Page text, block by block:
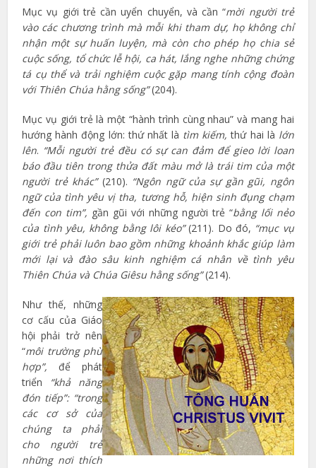
Mục vụ giới trẻ cần uyển chuyển, và cần “mời người trẻ
vào các chương trình mà mỗi khi tham dự, họ không chỉ
nhận một sự huấn luyện, mà còn cho phép họ chia sẻ
cuộc sống, tổ chức lễ hội, ca hát, lắng nghe những chứng
tá cụ thể và trải nghiệm cuộc gặp mang tính cộng đoàn
với Thiên Chúa hằng sống”(204).
Mục vụ giới trẻ là một “hành trình cùng nhau” và mang hai
hướng hành động lớn: thứ nhất là tìm kiếm,thứ hai là lớn
lên. “Mỗi người trẻ đều có sự can đảm để gieo lời loan
báo đầu tiên trong thửa đất màu mở là trái tim của một
người trẻ khác”(210). “Ngôn ngữ của sự gần gũi, ngôn
ngữ của tình yêu vị tha, tương hỗ, hiện sinh đụng chạm
đến con tim”, gần gũi với những người trẻ “bằng lối nẻo
của tình yêu, không bằng lôi kéo”(211). Do đó, “mục vụ
giới trẻ phải luôn bao gồm những khoảnh khắc giúp làm
mới lại và đào sâu kinh nghiệm cá nhân về tình yêu
Thiên Chúa và Chúa Giêsu hằng sống”(214).
Như thế, những
cơ cấu của Giáo
hội phải trở nên
“môi trường phù
hợp”, để phát
triển
“khả năng
đón tiếp”: “trong
các cơ sở của
chúng ta phải
cho người trẻ
những nơi thích